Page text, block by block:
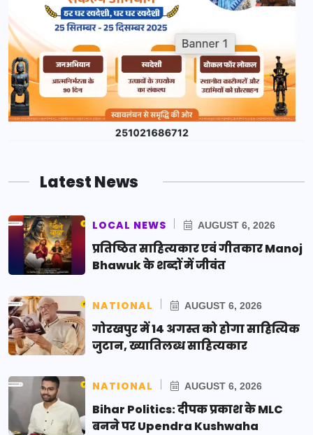
Latest News
LOCAL NEWS AUGUST 6, 2026
प्रतिष्ठित साहित्यकार एवं गीतकार Manoj
Bhawuk के शब्दों में जीवंत
NATIONAL AUGUST 6, 2026
गोरखपुर में 14 अगस्त को होगा साहित्यिक
जुटान, ख्यातिलब्ध साहित्यकार
NATIONAL AUGUST 6, 2026
Bihar Politics: दीपक प्रकाश के MLC
बनने पर Upendra Kushwaha